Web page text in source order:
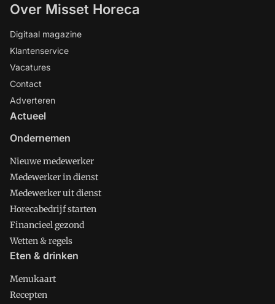
Over Misset Horeca
Digitaal magazine
Klantenservice
Vacatures
Contact
Adverteren
Actueel
Ondernemen
Nieuwe medewerker
Medewerker in dienst
Medewerker uit dienst
Horecabedrijf starten
Financieel gezond
Wetten & regels
Eten & drinken
Menukaart
Recepten